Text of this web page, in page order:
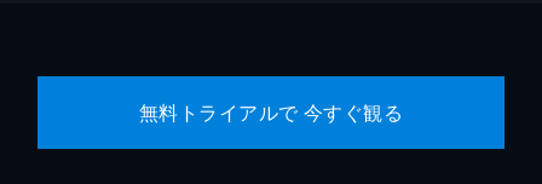
無料トライアルで 今すぐ観る